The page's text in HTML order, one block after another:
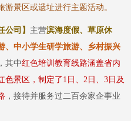
景区或遗址进行主题活动。
公司】 主营滨海度假、草原休
、中小学生研学旅游、乡村振兴
，其中红色培训教育线路涵盖省内
色景区，制定了 1日、2日、3日及
，接待并服务过二百余家企事业